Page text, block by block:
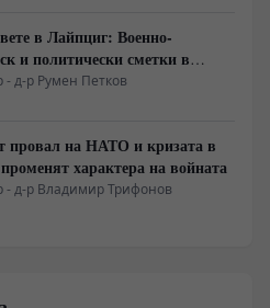
в Лайпциг: Военно-
и политически сметки в
- д-р Румен Петков
провал на НАТО и кризата в
характера на войната
- д-р Владимир Трифонов